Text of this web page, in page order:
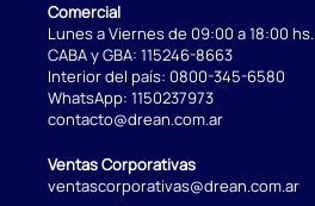
Comercial
Lunes a Viernes de 09:00 a 18:00 hs.
CABA y GBA: 115246-8663
Interior del país: 0800-345-6580
WhatsApp: 1150237973
contacto@drean.com.ar
Ventas Corporativas
ventascorporativas@drean.com.ar